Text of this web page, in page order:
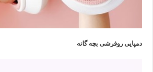
دمپایی روفرشی بچه گانه